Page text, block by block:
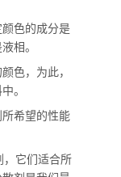
色的成分是
相。
色，为此，
。
希望的性能
它们适合所